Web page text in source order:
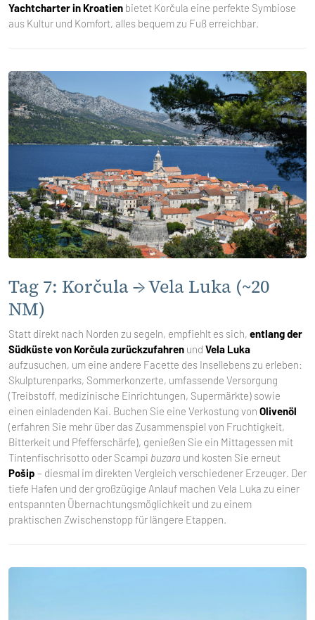
Yachtcharter in Kroatien bietet Korčula eine perfekte Symbiose
aus Kultur und Komfort, alles bequem zu Fuß erreichbar.
Tag 7: Korčula → Vela Luka (~20
NM)
Statt direkt nach Norden zu segeln, empfiehlt es sich, entlang der
Südküste von Korčula zurückzufahren und Vela Luka
aufzusuchen, um eine andere Facette des Insellebens zu erleben:
Skulpturenparks, Sommerkonzerte, umfassende Versorgung
(Treibstoff, medizinische Einrichtungen, Supermärkte) sowie
einen einladenden Kai. Buchen Sie eine Verkostung von Olivenöl
(erfahren Sie mehr über das Zusammenspiel von Fruchtigkeit,
Bitterkeit und Pfefferschärfe), genießen Sie ein Mittagessen mit
Tintenfischrisotto oder Scampi buzara und kosten Sie erneut
Pošip – diesmal im direkten Vergleich verschiedener Erzeuger. Der
tiefe Hafen und der großzügige Anlauf machen Vela Luka zu einer
entspannten Übernachtungsmöglichkeit und zu einem
praktischen Zwischenstopp für längere Etappen.